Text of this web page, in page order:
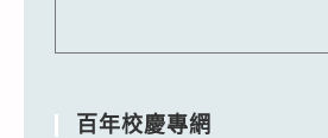
百年校慶專網